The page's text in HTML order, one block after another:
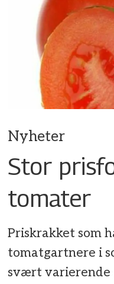
Nyheter
Stor
tomater
Priskrakket som
tomatgartnere i
svært varierende